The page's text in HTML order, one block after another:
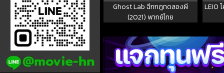
Ghost Lab ฉีกกฎทดลองผี
(2021) พากย์ไทย
LEIO